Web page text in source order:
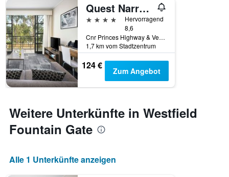
Quest Narre Warren
4 Sterne
Hervorragend
8,6
Cnr Princes Highway & Verdun Drive, Narre Warren, VIC, Australien
1,7 km vom Stadtzentrum
124 € Zum Angebot
Weitere Unterkünfte in Westfield
Fountain Gate
Alle 1 Unterkünfte anzeigen